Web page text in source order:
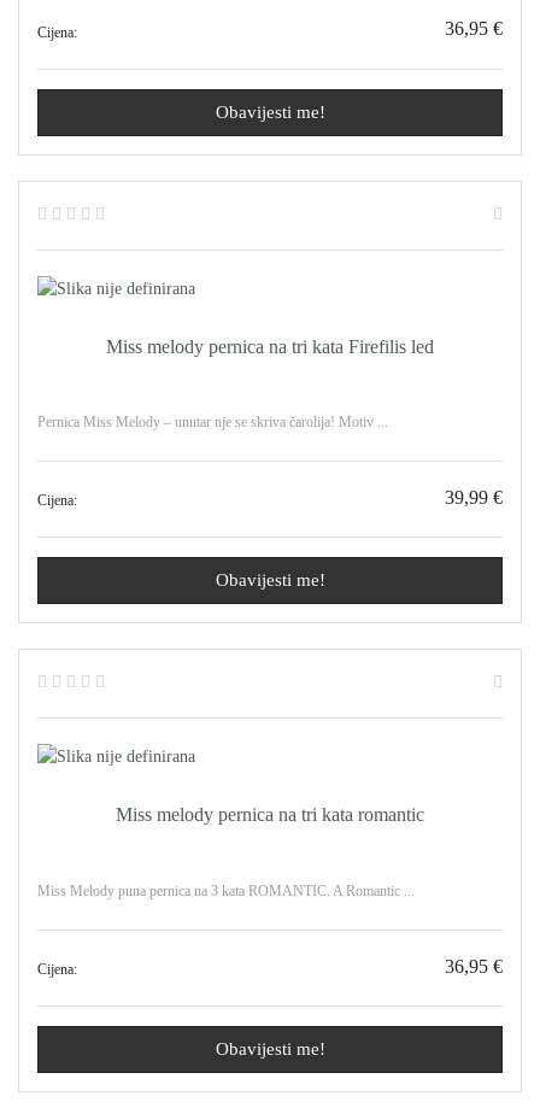
Cijena: 36,95 €
Obavijesti me!
Miss melody pernica na tri kata Firefilis led
Pernica Miss Melody – unutar nje se skriva čarolija! Motiv ...
Cijena: 39,99 €
Obavijesti me!
Miss melody pernica na tri kata romantic
Miss Melody puna pernica na 3 kata ROMANTIC. A Romantic ...
Cijena: 36,95 €
Obavijesti me!